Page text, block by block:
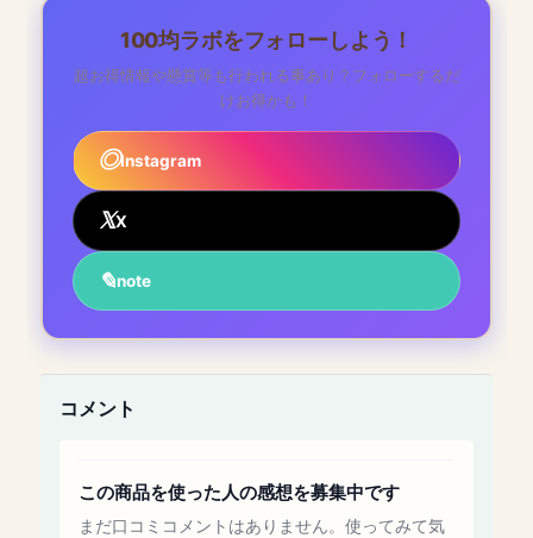
100均ラボをフォローしよう！
超お得情報や懸賞等も行われる事あり？フォローするだ
けお得かも！
Instagram
X
note
コメント
この商品を使った人の感想を募集中です
まだ口コミコメントはありません。使ってみて気